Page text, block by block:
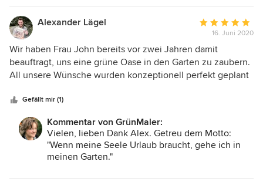
wissen, dass wir dabei auch weiterhin auf ihre Ratschläge
zurückgreifen können. Vielen Dank, Frau John!
vorzubereiten. Ihr GrünMaler Grit John
Alexander Lägel
Bewertung:
5
von
5
16. Juni 2020
Wir haben Frau John bereits vor zwei Jahren damit
beauftragt, uns eine grüne Oase in den Garten zu zaubern.
All unsere Wünsche wurden konzeptionell perfekt geplant
von der Auswahl der passenden Pflanzen in einer "Ostsee
Ecke" bis hin zur gestalterischen Umsetzung einer
Aussenküche am richtigen Platz im Garten. Die Umsetzung
erfolgte dann seit zwei Jahren Schritt für Schritt. In dieser
Zeit konnten wir Frau John immer wieder mit einbinden -
zu können. Diese Investition hat sich - gerade in diesen
Gefällt mir (1)
Kommentar von GrünMaler:
Vielen, lieben Dank Alex. Getreu dem Motto:
"Wenn meine Seele Urlaub braucht, gehe ich in
meinen Garten."